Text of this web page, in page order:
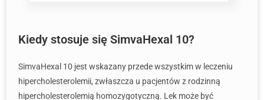
Kiedy stosuje się SimvaHexal 10?
SimvaHexal 10 jest wskazany przede wszystkim w leczeniu
hipercholesterolemii, zwłaszcza u pacjentów z rodzinną
hipercholesterolemią homozygotyczną. Lek może być